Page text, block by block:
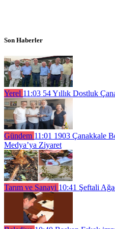
Son Haberler
Yerel 11:03 54 Yıllık Dostluk
Gündem 11:01 1903 Çanakkale
Medya’ya Ziyaret
Tarım ve Sanayi 10:41 Şeftali